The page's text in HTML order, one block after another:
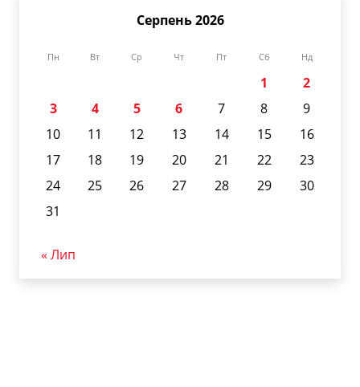
Серпень 2026
Пн Вт Ср Чт Пт Сб Нд
1
2
3
4 5 6 7 8
9
10
11 12 13 14 15
16
17
18 19 20 21 22
23
24
25 26 27 28 29
30
31
« Лип